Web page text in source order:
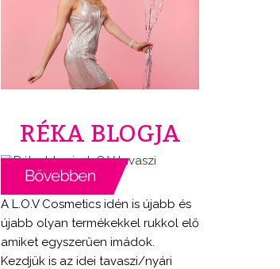
RÉKA BLOGJA
A L.O.V Cosmetics idén is újabb és
újabb olyan termékekkel rukkol elő
amiket egyszerűen imádok.
Kezdjük is az idei tavaszi/nyári